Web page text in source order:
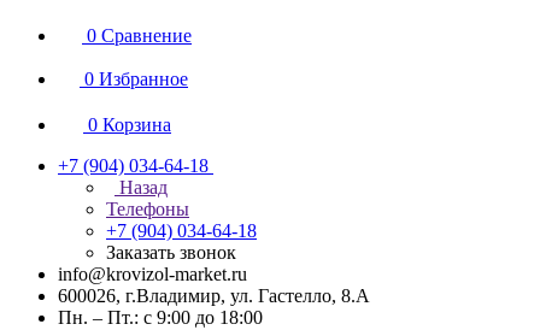
0 Сравнение
0 Избранное
0 Корзина
+7 (904) 034-64-18
Назад
Телефоны
+7 (904) 034-64-18
Заказать звонок
info@krovizol-market.ru
600026, г.Владимир, ул. Гастелло, 8.А
Пн. – Пт.: с 9:00 до 18:00